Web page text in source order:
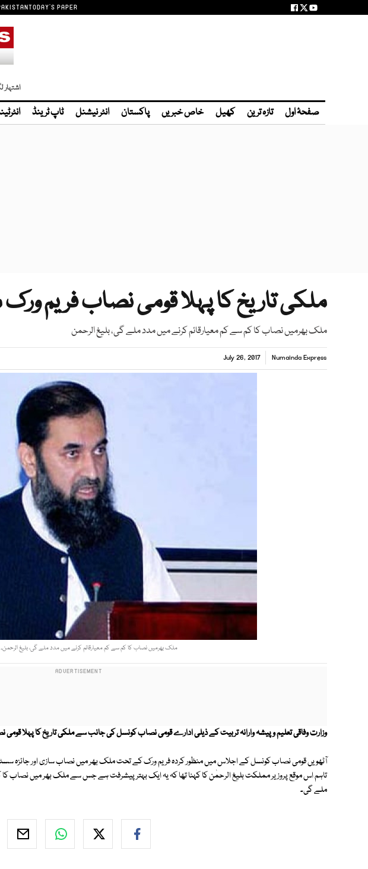
TODAY'S PAPER
اشتہار
صفحۂ اول تازہ ترین کھیل خاص خبریں پاکستان انٹر نیشنل ٹاپ ٹرینڈ
ملکی تاریخ کا پہلا قومی نصاب فریم
ملک بھرمیں نصاب کا کم سے کم معیارقائم کرنے میں مدد ملے گی، بلیغ الرحمن
Numainda Express
July 26, 2017
ملک بھرمیں نصاب کا کم سے کم معیارقائم کرنے میں مدد ملے گی، بلیغ الرحمن۔
وزارت وفاقی تعلیم و پیشہ وارانہ تربیت کے ذیلی ادارے قومی نصاب کونسل کی جانب سے ملکی تاریخ کا پہلا قومی
آٹھویں قومی نصاب کونسل کے اجلاس میں منظور کردہ فریم ورک کے تحت ملک بھر میں نصاب سازی اور جائزہ
تاہم اس موقع پروزیر مملکت بلیغ الرحمٰن کا کہنا تھا کہ یہ ایک بہتر پیشرفت ہے جس سے ملک بھر میں نصاب کا
ملے گی۔